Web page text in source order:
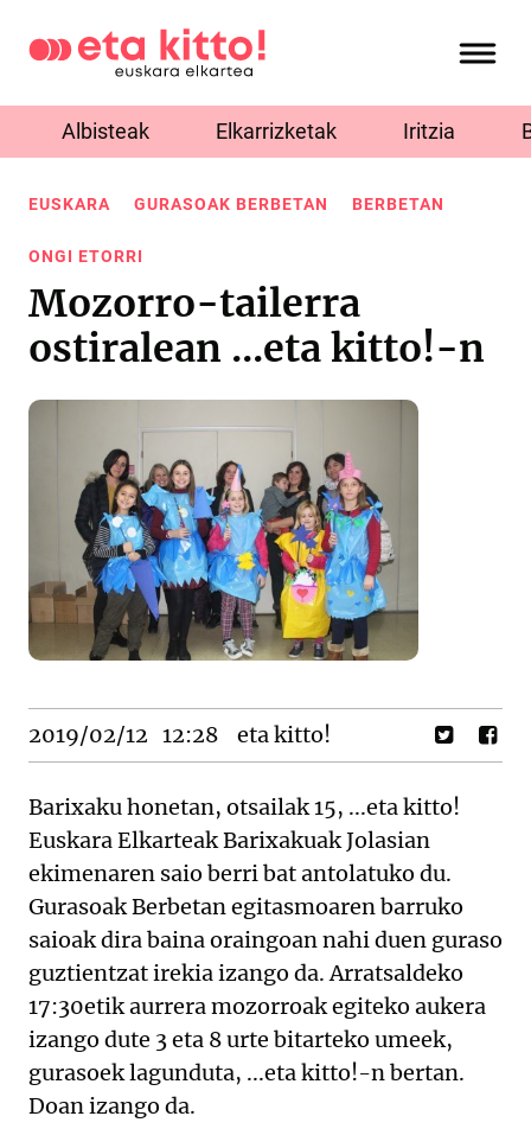
Albisteak Elkarrizketak Iritzia
EUSKARA GURASOAK BERBETAN BERBETAN
ONGI ETORRI
Mozorro-tailerra
ostiralean ...eta kitto!-n
2019/02/12 12:28 eta kitto!
Barixaku honetan, otsailak 15, ...eta kitto!
Euskara Elkarteak Barixakuak Jolasian
ekimenaren saio berri bat antolatuko du.
Gurasoak Berbetan egitasmoaren barruko
saioak dira baina oraingoan nahi duen guraso
guztientzat irekia izango da. Arratsaldeko
17:30etik aurrera mozorroak egiteko aukera
izango dute 3 eta 8 urte bitarteko umeek,
gurasoek lagunduta, ...eta kitto!-n bertan.
Doan izango da.